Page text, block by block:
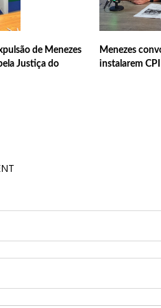
Jovens matam
16:18 Ator de ‘Mulheres
13:20 Internautas
13:16 Professores
de Menezes
Justiça do
Menezes
instalarem